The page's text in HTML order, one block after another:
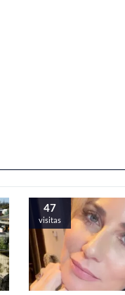
47
visitas